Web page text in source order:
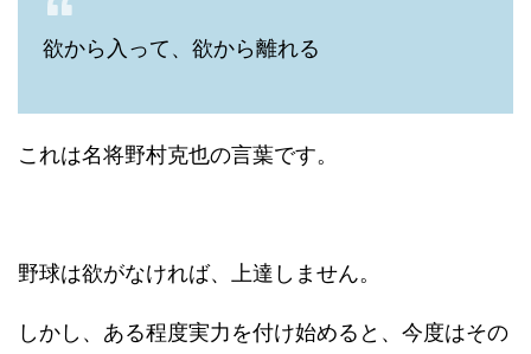
欲から入って、欲から離れる
これは名将野村克也の言葉です。
野球は欲がなければ、上達しません。
しかし、ある程度実力を付け始めると、今度はその